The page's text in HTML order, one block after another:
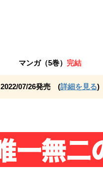
マンガ（5巻） 完結
2022/07/26発売 (詳細を見る)